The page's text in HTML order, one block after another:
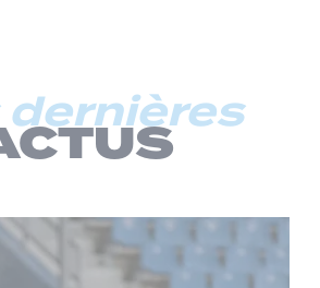
dernières